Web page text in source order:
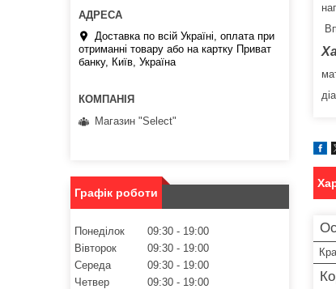
Доставка по всій Україні, оплата при
отриманні товару або на картку Приват
банку, Київ, Україна
Магазин "Select"
Графік роботи
Понеділок 09:30
19:00
Вівторок
09:30
19:00
Середа
09:30
19:00
Четвер
09:30
19:00